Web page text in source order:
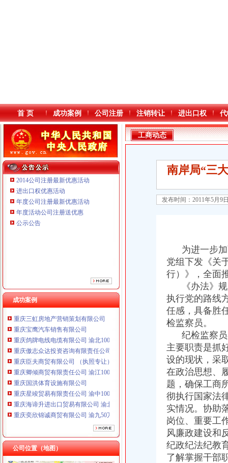
本站导航
首 页 成功案例 公司注册 注销转让 进出口权
2014公司注册最新优惠活动
进出口权优惠活动
年度公司注册最新优惠活动
年度活动公司注册送优惠
公示公告
成功案例
重庆鸽牌电线电缆有限公司 渝北10010万 (进出口权)
重庆傲志众达投资咨询有限责任公司 渝九1000万 （增资）
重庆海谛升进出口贸易有限公司 渝北100万 （进出口权）
重庆奕欣锦诚商贸有限公司 渝九50万 （工商注册）
重庆信同广告有限公司 渝沙50万 （工商注册）
重庆宝鹰汽车销售有限公司
重庆鸽牌电线电缆有限公司 渝北10010万 (进出口权)
重庆傲志众达投资咨询有限责任公司 渝九1000万 （增资）
重庆臣夫商贸有限公司 （执照专让）
重庆卿倾商贸有限责任公司 渝江100万 （工商注册）
重庆国洪体育设施有限公司
重庆星竣贸易有限责任公司 渝中100万 （进出口权）
重庆海谛升进出口贸易有限公司 渝北100万 （进出口权）
重庆奕欣锦诚商贸有限公司 渝九50万 （工商注册）
重庆信同广告有限公司 渝沙50万 （工商注册）
重庆三虹房地产营销策划有限公司
重庆宝鹰汽车销售有限公司
公司位置（地图）
工商动态
南岸局“三
发布时间：2011年5月9
为进一步加
党组下发《关
行）》，全面
《办法》规
执行党的路线
任感，具备胜
检监察员。
纪检监察员
主要职责是抓
设的现状，采
在政治思想、
题，确保工商
彻执行国家法
实情况。协助
岗位、重要工
风廉政建设和
纪政纪法纪教
了解掌握干部